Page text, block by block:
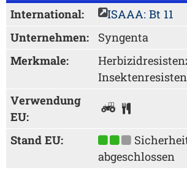
International:
ISAAA: Bt 11
Unternehmen:
Syngenta
Merkmale:
Verwendung
EU:
Stand EU:
abgeschlossen